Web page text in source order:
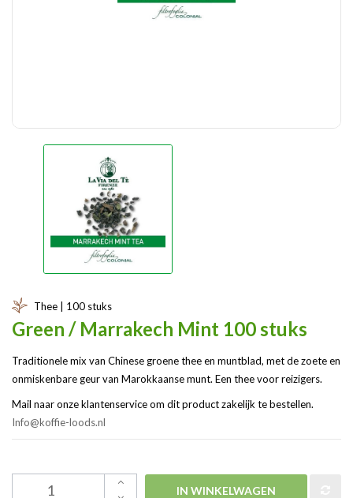
Thee | 100 stuks
Green / Marrakech Mint 100 stuks
Traditionele mix van Chinese groene thee en muntblad, met de zoete en
onmiskenbare geur van Marokkaanse munt. Een thee voor reizigers.
Mail naar onze klantenservice om dit product zakelijk te bestellen.
Info@koffie-loods.nl
IN WINKELWAGEN